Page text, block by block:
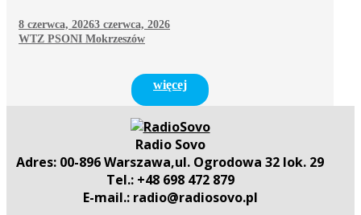
8 czerwca, 20263 czerwca, 2026
WTZ PSONI Mokrzeszów
więcej
Radio Sovo
Adres: 00-896 Warszawa,ul. Ogrodowa 32 lok. 29
Tel.: +48 698 472 879
E-mail.: radio@radiosovo.pl